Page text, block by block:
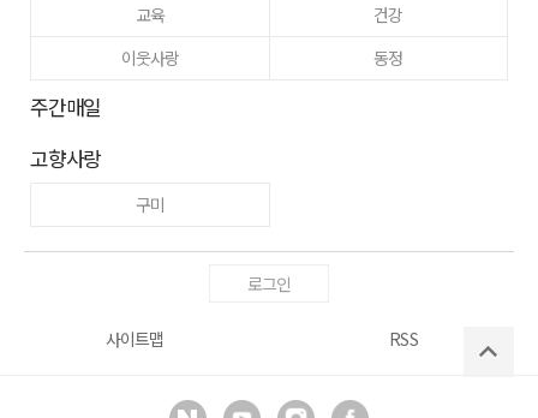
교육
건강
이웃사랑
동정
주간매일
고향사랑
구미
로그인
사이트맵 RSS